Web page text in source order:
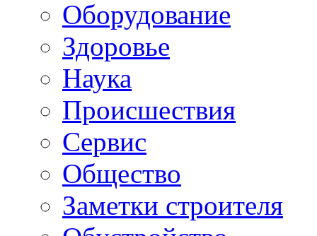
Oборудование
Здоровье
Наука
Происшествия
Сервис
Общество
Заметки строителя